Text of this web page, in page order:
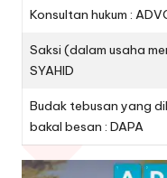
Konsultan hukum :
Saksi (dalam usaha
SYAHID
Budak tebusan yang
bakal besan : DAPA